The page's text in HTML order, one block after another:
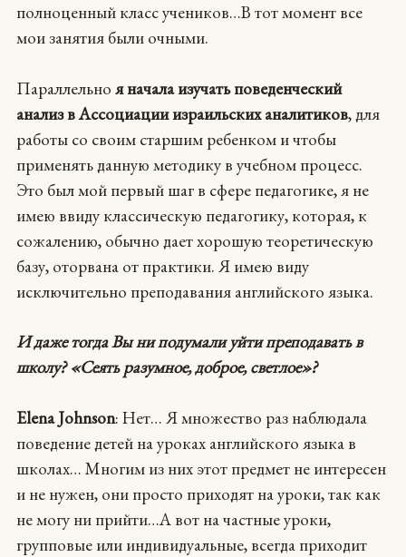
полноценный класс учеников…В тот момент все
мои занятия были очными.
Параллельно я начала изучать поведенческий
анализ в Ассоциации израильских аналитиков, для
работы со своим старшим ребенком и чтобы
применять данную методику в учебном процесс.
Это был мой первый шаг в сфере педагогике, я не
имею ввиду классическую педагогику, которая, к
сожалению, обычно дает хорошую теоретическую
базу, оторвана от практики. Я имею виду
исключительно преподавания английского языка.
И даже тогда Вы ни подумали уйти преподавать в
школу? «Cеять разумное, доброе, светлое»?
Elena Johnson: Нет… Я множество раз наблюдала
поведение детей на уроках английского языка в
школах… Многим из них этот предмет не интересен
и не нужен, они просто приходят на уроки, так как
не могу ни прийти…А вот на частные уроки,
групповые или индивидуальные, всегда приходит